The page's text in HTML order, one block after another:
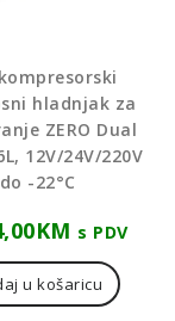
hladnjak za
ZERO Dual
12V/24V/220V
do -22°C
KM s PDV
u košaricu